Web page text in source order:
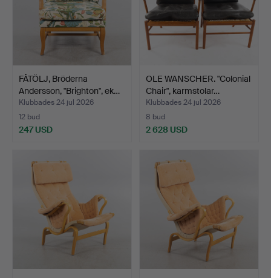
FÅTÖLJ, Bröderna
Andersson, "Brighton", ek…
Klubbades 24 jul 2026
12 bud
247 USD
OLE WANSCHER. "Colonial
Chair", karmstolar…
Klubbades 24 jul 2026
8 bud
2 628 USD